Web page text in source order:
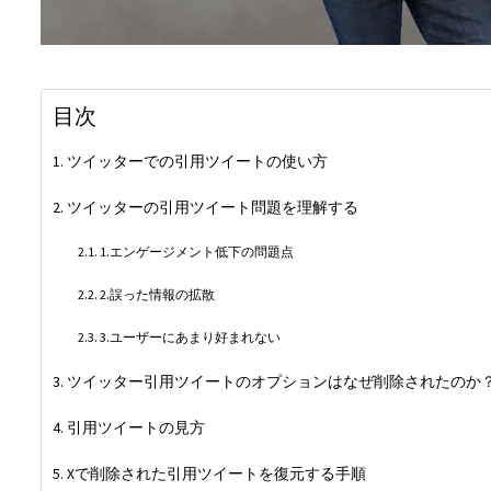
目次
ツイッターでの引用ツイートの使い方
ツイッターの引用ツイート問題を理解する
1.エンゲージメント低下の問題点
2.誤った情報の拡散
3.ユーザーにあまり好まれない
ツイッター引用ツイートのオプションはなぜ削除されたのか
引用ツイートの見方
Xで削除された引用ツイートを復元する手順